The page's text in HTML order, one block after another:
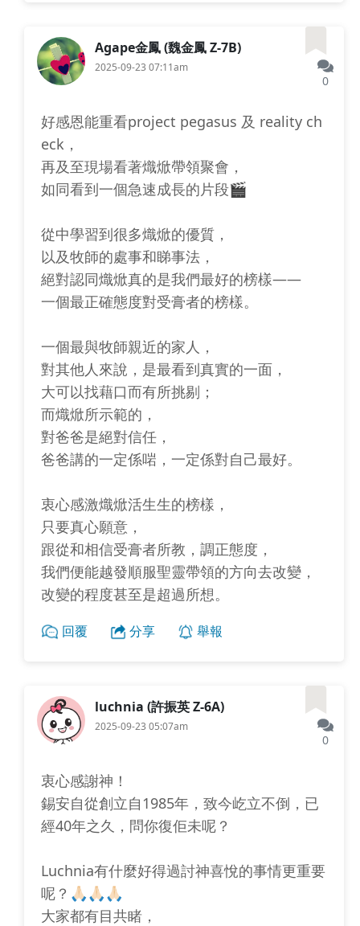
Agape金鳳 (魏金鳳 Z-7B)
2025-09-23 07:11am
0
好感恩能重看project pegasus 及 reality ch
eck，
再及至現場看著熾焮帶領聚會，
如同看到一個急速成長的片段🎬
從中學習到很多熾焮的優質，
以及牧師的處事和睇事法，
絕對認同熾焮真的是我們最好的榜樣——
一個最正確態度對受膏者的榜樣。
一個最與牧師親近的家人，
對其他人來說，是最看到真實的一面，
大可以找藉口而有所挑剔；
而熾焮所示範的，
對爸爸是絕對信任，
爸爸講的一定係啱，一定係對自己最好。
衷心感激熾焮活生生的榜樣，
只要真心願意，
跟從和相信受膏者所教，調正態度，
我們便能越發順服聖靈帶領的方向去改變，
改變的程度甚至是超過所想。
回覆 分享 舉報
luchnia (許振英 Z-6A)
2025-09-23 05:07am
0
衷心感謝神！
錫安自從創立自1985年，致今屹立不倒，已
經40年之久，問你復佢未呢？
Luchnia有什麼好得過討神喜悅的事情更重要
呢？🙏🏻🙏🏻🙏🏻
大家都有目共睹，